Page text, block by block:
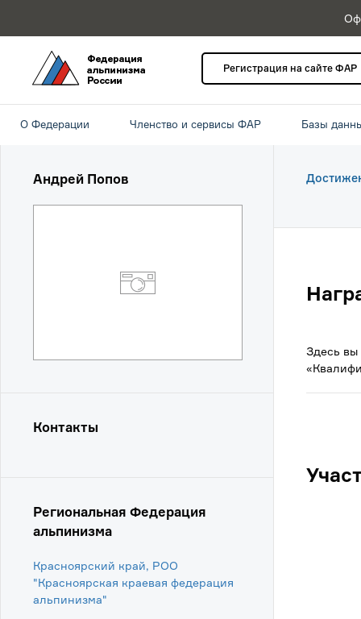
Регистрация на сайте ФАР
О Федерации Членство и сервисы ФАР Базы
Андрей Попов
Контакты
Региональная Федерация
альпинизма
Красноярский край, РОО
"Красноярская краевая федерация
альпинизма"
Здесь вы